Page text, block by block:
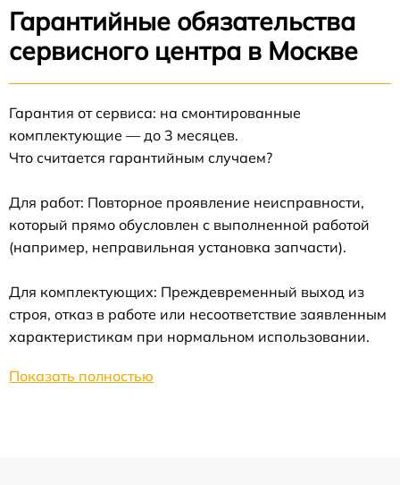
Гарантийные обязательства
сервисного центра в Москве
Гарантия от сервиса: на смонтированные
комплектующие — до 3 месяцев.
Что считается гарантийным случаем?
Для работ: Повторное проявление неисправности,
который прямо обусловлен с выполненной работой
(например, неправильная установка запчасти).
Для комплектующих: Преждевременный выход из
строя, отказ в работе или несоответствие заявленным
характеристикам при нормальном использовании.
Показать полностью